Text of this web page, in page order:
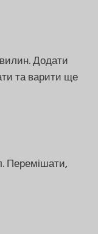
Додати
та варити ще
Перемішати,